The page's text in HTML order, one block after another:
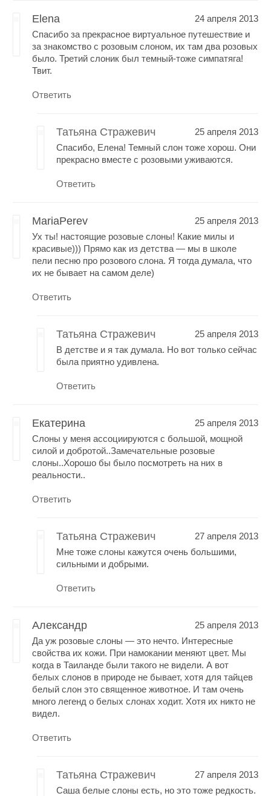
Elena
24 апреля 2013
Спасибо за прекрасное виртуальное путешествие и
за знакомство с розовым слоном, их там два розовых
было. Третий слоник был темный-тоже симпатяга!
Твит.
Ответить
Татьяна Стражевич
25 апреля 2013
Спасибо, Елена! Темный слон тоже хорош. Они
прекрасно вместе с розовыми уживаются.
Ответить
MariaPerev
25 апреля 2013
Ух ты! настоящие розовые слоны! Какие милы и
красивые))) Прямо как из детства — мы в школе
пели песню про розового слона. Я тогда думала, что
их не бывает на самом деле)
Ответить
Татьяна Стражевич
25 апреля 2013
В детстве и я так думала. Но вот только сейчас
была приятно удивлена.
Ответить
Екатерина
25 апреля 2013
Слоны у меня ассоциируются с большой, мощной
силой и добротой..Замечательные розовые
слоны..Хорошо бы было посмотреть на них в
реальности..
Ответить
Татьяна Стражевич
27 апреля 2013
Мне тоже слоны кажутся очень большими,
сильными и добрыми.
Ответить
Александр
25 апреля 2013
Да уж розовые слоны — это нечто. Интересные
свойства их кожи. При намокании меняют цвет. Мы
когда в Таиланде были такого не видели. А вот
белых слонов в природе не бывает, хотя для тайцев
белый слон это священное животное. И там очень
много легенд о белых слонах ходит. Хотя их никто не
видел.
Ответить
Татьяна Стражевич
27 апреля 2013
Саша белые слоны есть, но это тоже редкость.